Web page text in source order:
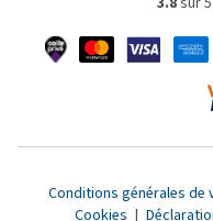
Conditions générales de
Cookies |